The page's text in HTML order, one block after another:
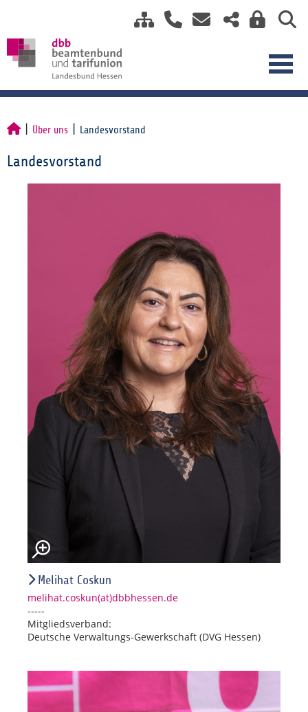
Über uns Landesvorstand
Landesvorstand
Melihat Coskun
melihat.coskun(at)dbbhessen.de
-----
Mitgliedsverband:
Deutsche Verwaltungs-Gewerkschaft (DVG Hessen)